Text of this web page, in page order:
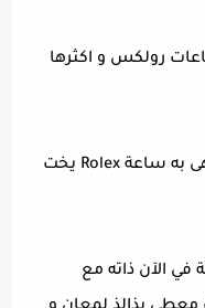
رولكس و اكثرها
فعلى غرار التصميم المبكر التي تتباهى به ساعة Rolex يخت
في الآن ذاته مع